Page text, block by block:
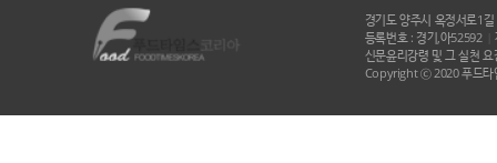
경기도 양주시 옥정서로1
등록번호 : 경기,아52592
신문윤리강령 및 그 실천
Copyright ⓒ 2020 푸드타